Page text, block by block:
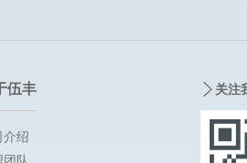
伍丰
介绍
团队
关注